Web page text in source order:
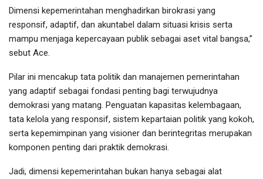
Dimensi kepemerintahan menghadirkan birokrasi yang
responsif, adaptif, dan akuntabel dalam situasi krisis serta
mampu menjaga kepercayaan publik sebagai aset vital bangsa,”
sebut Ace.
Pilar ini mencakup tata politik dan manajemen pemerintahan
yang adaptif sebagai fondasi penting bagi terwujudnya
demokrasi yang matang. Penguatan kapasitas kelembagaan,
tata kelola yang responsif, sistem kepartaian politik yang kokoh,
serta kepemimpinan yang visioner dan berintegritas merupakan
komponen penting dari praktik demokrasi.
Jadi, dimensi kepemerintahan bukan hanya sebagai alat